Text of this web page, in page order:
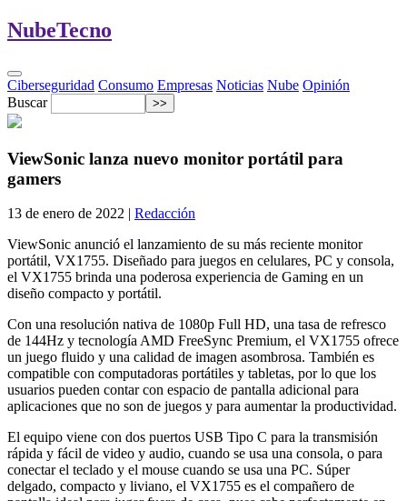
NubeTecno
Ciberseguridad Consumo Empresas Noticias Nube Opinión
Buscar
ViewSonic lanza nuevo monitor portátil para
gamers
13 de enero de 2022 | Redacción
ViewSonic anunció el lanzamiento de su más reciente monitor
portátil, VX1755. Diseñado para juegos en celulares, PC y consola,
el VX1755 brinda una poderosa experiencia de Gaming en un
diseño compacto y portátil.
Con una resolución nativa de 1080p Full HD, una tasa de refresco
de 144Hz y tecnología AMD FreeSync Premium, el VX1755 ofrece
un juego fluido y una calidad de imagen asombrosa. También es
compatible con computadoras portátiles y tabletas, por lo que los
usuarios pueden contar con espacio de pantalla adicional para
aplicaciones que no son de juegos y para aumentar la productividad.
El equipo viene con dos puertos USB Tipo C para la transmisión
rápida y fácil de video y audio, cuando se usa una consola, o para
conectar el teclado y el mouse cuando se usa una PC. Súper
delgado, compacto y liviano, el VX1755 es el compañero de